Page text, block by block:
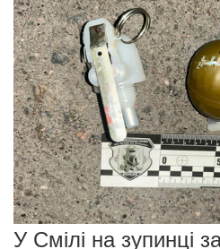
У Смілі на зупинці